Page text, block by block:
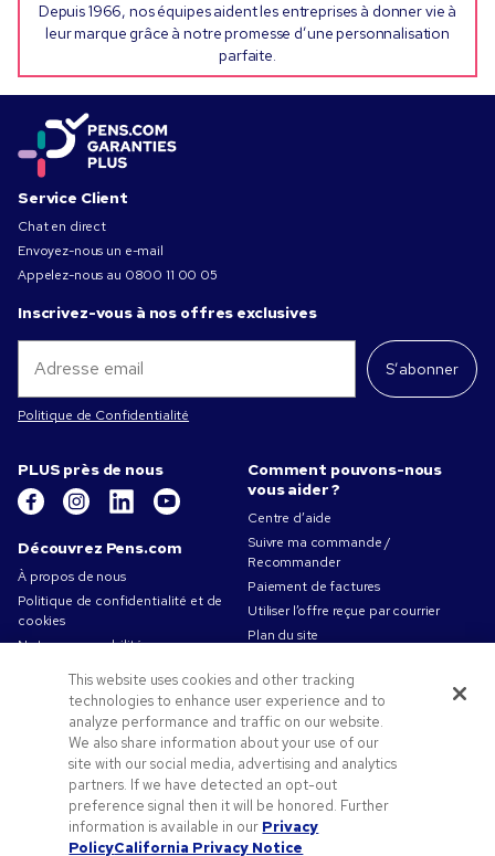
Depuis 1966, nos équipes aident les entreprises à donner vie à
leur marque grâce à notre promesse d’une personnalisation
parfaite.
Service Client
Chat en direct
Envoyez-nous un e-mail
Appelez-nous au 0800 11 00 05
Inscrivez-vous à nos offres exclusives
S’abonner
Politique de Confidentialité
PLUS près de nous
Découvrez Pens.com
À propos de nous
Politique de confidentialité et de
cookies
Notre responsabilité
Conditions d'utilisation
Conditions générales de vente
Travailler chez Pens.com
Offres et ressources
Objets publicitaires
Codes promo & coupons
Conseils de création
Comment pouvons-nous
vous aider ?
Centre d’aide
Suivre ma commande /
Recommander
Paiement de factures
Utiliser l’offre reçue par courrier
Plan du site
This website uses cookies and other tracking
technologies to enhance user experience and to
analyze performance and traffic on our website.
We also share information about your use of our
site with our social media, advertising and analytics
partners. If we have detected an opt-out
preference signal then it will be honored. Further
information is available in our Privacy
PolicyCalifornia Privacy Notice